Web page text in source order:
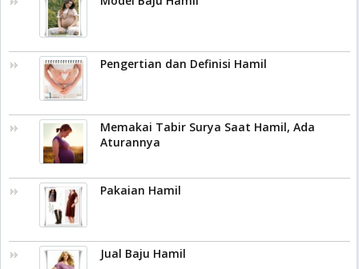
Pengertian dan Definisi Hamil
Memakai Tabir Surya Saat Hamil, Ada
Aturannya
Pakaian Hamil
Jual Baju Hamil